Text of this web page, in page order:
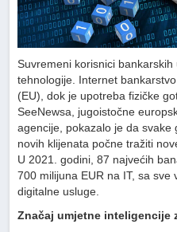
Suvremeni korisnici
tehnologije. Internet
(EU), dok je upotreba fizičke
SeeNewsa, jugoistočne
agencije, pokazalo je da svake
novih klijenata počne tražiti
U 2021. godini, 87 najvećih
700 milijuna EUR na IT, sa
digitalne usluge.
Značaj umjetne inteligencije